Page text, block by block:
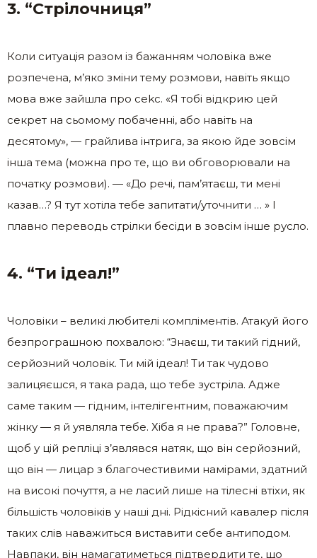
3. “Стрілочниця”
Коли ситуація разом із бажанням чоловіка вже
розпечена, м’яко зміни тему розмови, навіть якщо
мова вже зайшла про сеkс. «Я тобі відкрию цей
секрет на сьомому побаченні, або навіть на
десятому», — грайлива інтрига, за якою йде зовсім
інша тема (можна про те, що ви обговорювали на
початку розмови). — «До речі, пам’ятаєш, ти мені
казав…? Я тут хотіла тебе запитати/уточнити … » І
плавно переводь стрілки бесіди в зовсім інше русло.
4. “Ти ідеал!”
Чоловіки – великі любителі компліментів. Атакуй його
безпрограшною похвалою: “Знаєш, ти такий гідний,
серйозний чоловік. Ти мій ідеал! Ти так чудово
залицяєшся, я така рада, що тебе зустріла. Адже
саме таким — гідним, інтелігентним, поважаючим
жінку — я й уявляла тебе. Хіба я не права?” Головне,
щоб у цій репліці з’являвся натяк, що він серйозний,
що він — лицар з благочестивими намірами, здатний
на високі почуття, а не ласий лише на тілесні втіхи, як
більшість чоловіків у наші дні. Рідкісний кавалер після
таких слів наважиться виставити себе антиподом.
Навпаки, він намагатиметься підтвердити те, що